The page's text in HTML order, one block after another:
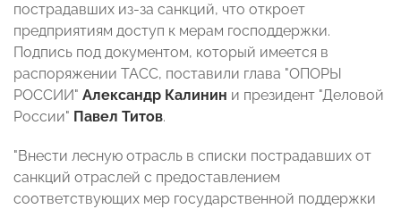
пострадавших из-за санкций, что откроет
предприятиям доступ к мерам господдержки.
Подпись под документом, который имеется в
распоряжении ТАСС, поставили глава "ОПОРЫ
РОССИИ" Александр Калинин и президент "Деловой
России" Павел Титов.
"Внести лесную отрасль в списки пострадавших от
санкций отраслей с предоставлением
соответствующих мер государственной поддержки